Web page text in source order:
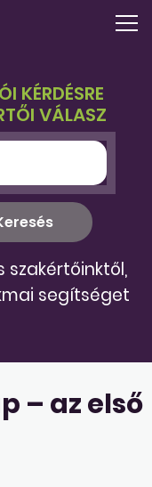
KÉRDÉSRE
VÁLASZ
szakértőinktől,
segítséget
– az első